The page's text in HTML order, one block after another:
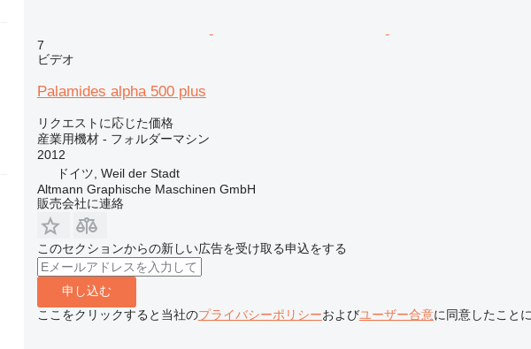
7
ビデオ
Palamides alpha 500 plus
リクエストに応じた価格
産業用機材 - フォルダーマシン
2012
ドイツ, Weil der Stadt
Altmann Graphische Maschinen GmbH
販売会社に連絡
このセクションからの新しい広告を受け取る申込をする
申し込む
ここをクリックすると当社のプライバシーポリシーおよびユーザー合意に同意したこと